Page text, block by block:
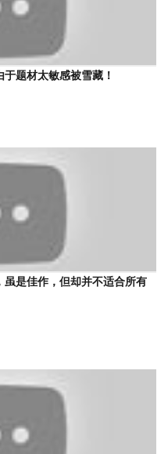
题材太敏感被雪藏！
虽是佳作，但却并不适合所有